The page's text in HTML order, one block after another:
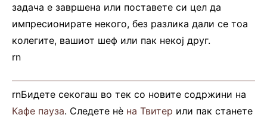
задача е завршена или поставете си цел да
импресионирате некого, без разлика дали се тоа
колегите, вашиот шеф или пак некој друг.
rn
rnБидете секогаш во тек со новите содржини на
Кафе пауза. Следете нè на Твитер или пак станете